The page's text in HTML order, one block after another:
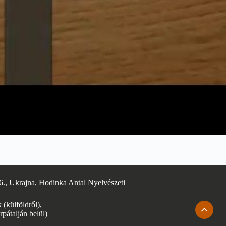
Ukrajna, Hodinka Antal Nyelvészeti
(külföldről),
belül)